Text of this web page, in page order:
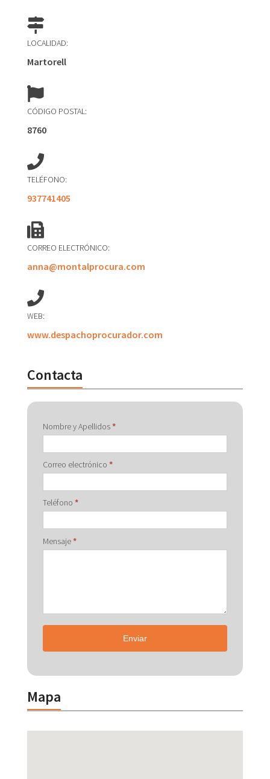
LOCALIDAD:
Martorell
CÓDIGO POSTAL:
8760
TELÉFONO:
937741405
CORREO ELECTRÓNICO:
anna@montalprocura.com
WEB:
www.despachoprocurador.com
Contacta
Contactar
con
Nombre y Apellidos*
Correo electrónico *
Teléfono *
Mensaje*
Enviar
Mapa